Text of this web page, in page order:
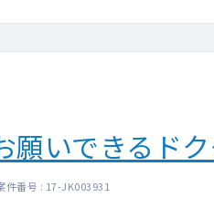
願いできるド
番号 : 17-JK003931